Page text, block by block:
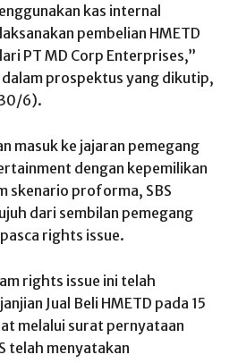
kas internal
pembelian HMETD
PT MD Corp Enterprises,”
dalam prospektus yang dikutip,
6).
masuk ke jajaran pemegang
dengan kepemilikan
skenario proforma, SBS
dari sembilan pemegang
rights issue.
rights issue ini telah
Jual Beli HMETD pada 15
melalui surat pernyataan
telah menyatakan